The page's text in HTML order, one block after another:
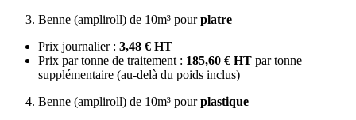
Benne (ampliroll) de 10m³ pourplatre
Prix journalier : 3,48 € HT
Prix par tonne de traitement : 185,60 € HT par tonne
supplémentaire (au-delà du poids inclus)
Benne (ampliroll) de 10m³ pourplastique